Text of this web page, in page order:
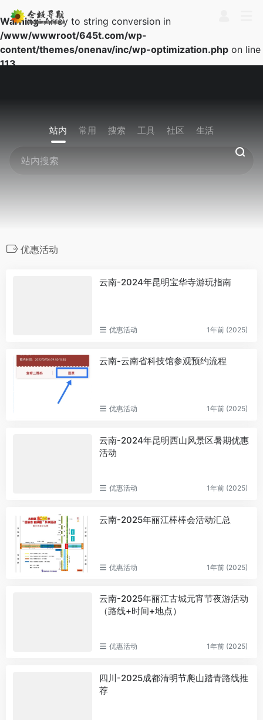
Warning: Array to string conversion in
/www/wwwroot/645t.com/wp-
content/themes/onenav/inc/wp-optimization.php on line
113
站内 常用 搜索 工具 社区 生活
优惠活动
云南-2024年昆明宝华寺游玩指南
优惠活动 1年前 (2025)
云南-云南省科技馆参观预约流程
优惠活动 1年前 (2025)
云南-2024年昆明西山风景区暑期优惠
活动
优惠活动 1年前 (2025)
云南-2025年丽江棒棒会活动汇总
优惠活动 1年前 (2025)
云南-2025年丽江古城元宵节夜游活动
（路线+时间+地点）
优惠活动 1年前 (2025)
四川-2025成都清明节爬山踏青路线推
荐